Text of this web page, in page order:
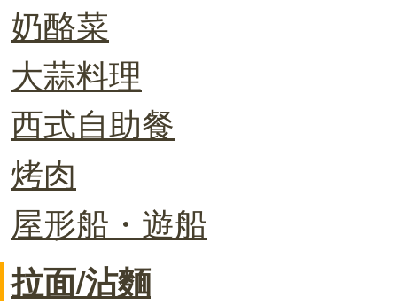
奶酪菜
大蒜料理
西式自助餐
烤肉
屋形船・遊船
拉面/沾麵